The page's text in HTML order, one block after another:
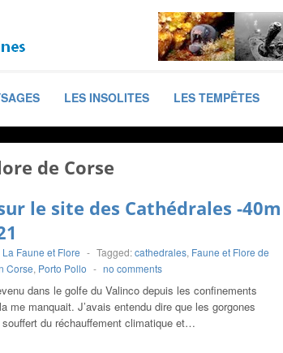
LES INSOLITES LES TEMPÊTES
de Corse
le site des Cathédrales -40m
La Faune et Flore - Tagged:cathedrales, Faune et Flore de
Corse, Porto Pollo - no comments
dans le golfe du Valinco depuis les confinements
me manquait. J’avais entendu dire que les gorgones
du réchauffement climatique et…